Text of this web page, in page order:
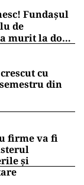
Fundașul
de
murit la doar
cu
din
firme va fi
și